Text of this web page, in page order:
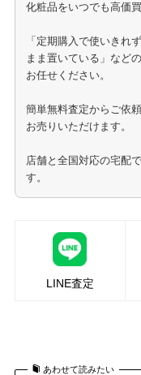
化粧品をいつでも高価
「定期購入で使いきれ
まま置いている」など
お任せください。
簡単無料査定からご依
お売りいただけます。
店舗と全国対応の宅配
す。
LINE査定
あわせて読みたい